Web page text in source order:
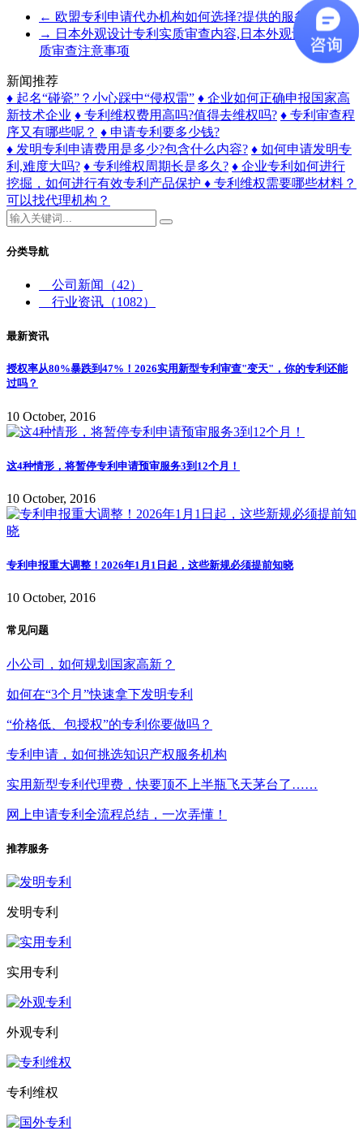
← 欧盟专利申请代办机构如何选择?提供的服务有哪些
→ 日本外观设计专利实质审查内容,日本外观设计专利实
质审查注意事项
新闻推荐
♦ 起名“碰瓷”？小心踩中“侵权雷” ♦ 企业如何正确申报国家高
新技术企业 ♦ 专利维权费用高吗?值得去维权吗? ♦ 专利审查程
序又有哪些呢？ ♦ 申请专利要多少钱?
♦ 发明专利申请费用是多少?包含什么内容? ♦ 如何申请发明专
利,难度大吗? ♦ 专利维权周期长是多久? ♦ 企业专利如何进行
挖掘，如何进行有效专利产品保护 ♦ 专利维权需要哪些材料？
可以找代理机构？
分类导航
公司新闻
（42）
行业资讯 （1082）
最新资讯
授权率从80%暴跌到47%！2026实用新型专利审查"变天"，你的专利还能
过吗？
10 October, 2016
这4种情形，将暂停专利申请预审服务3到12个月！
10 October, 2016
专利申报重大调整！2026年1月1日起，这些新规必须提前知晓
10 October, 2016
常见问题
小公司，如何规划国家高新？
如何在“3个月”快速拿下发明专利
“价格低、包授权”的专利你要做吗？
专利申请，如何挑选知识产权服务机构
实用新型专利代理费，快要顶不上半瓶飞天茅台了……
网上申请专利全流程总结，一次弄懂！
推荐服务
发明专利
实用专利
外观专利
专利维权